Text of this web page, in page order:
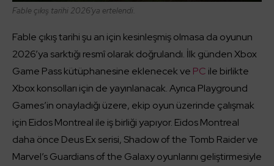
Fable çıkış tarihi 2026’ya ertelendi.
Fable çıkış tarihi şu an için kesinleşmiş olmasa da oyunun
2026’ya sarktığı resmî olarak doğrulandı. İlk günden Xbox
Game Pass kütüphanesine eklenecek ve PC ile birlikte
Xbox konsolları için de yayınlanacak. Ayrıca Playground
Games’in onayladığı üzere, ekip oyun üzerinde çalışmak
için Eidos Montreal ile iş birliği yapıyor. Eidos Montreal
daha önce Deus Ex serisi, Shadow of the Tomb Raider ve
Marvel’s Guardians of the Galaxy oyunlarını geliştirmesiyle